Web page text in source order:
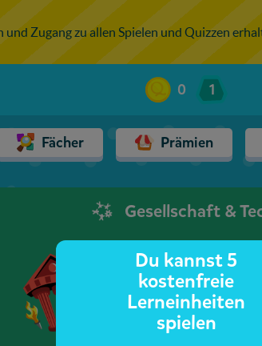
Zugang zu allen Spielen und Quizzen
0 1
Fächer Prämien
Gesellschaft &
Du kannst 5
kostenfreie
Lerneinheiten
spielen